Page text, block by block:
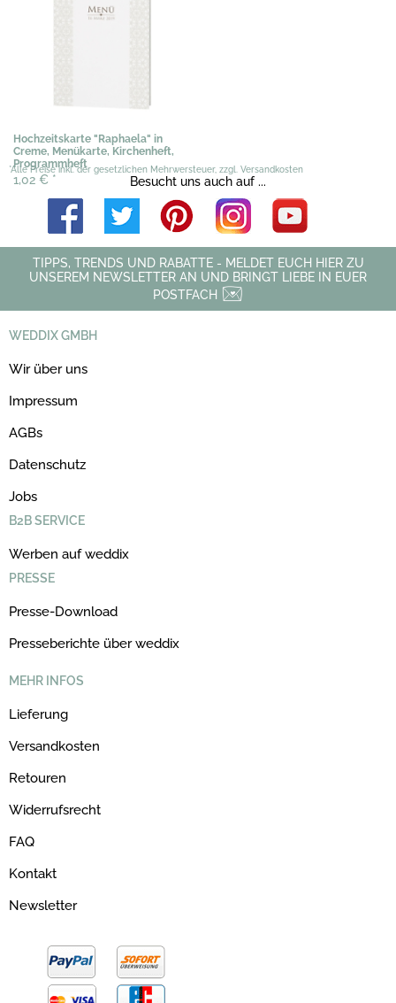
Hochzeitskarte "Raphaela" in
Creme, Menükarte, Kirchenheft,
Programmheft
1,02 € *
*Alle Preise inkl. der gesetzlichen Mehrwersteuer, zzgl. Versandkosten
Besucht uns auch auf ...
TIPPS, TRENDS UND RABATTE - MELDET EUCH HIER ZU
UNSEREM NEWSLETTER AN UND BRINGT LIEBE IN EUER
POSTFACH
WEDDIX GMBH
Wir über uns
Impressum
AGBs
Datenschutz
Jobs
B2B SERVICE
Werben auf weddix
PRESSE
Presse-Download
Presseberichte über weddix
MEHR INFOS
Lieferung
Versandkosten
Retouren
Widerrufsrecht
FAQ
Kontakt
Newsletter